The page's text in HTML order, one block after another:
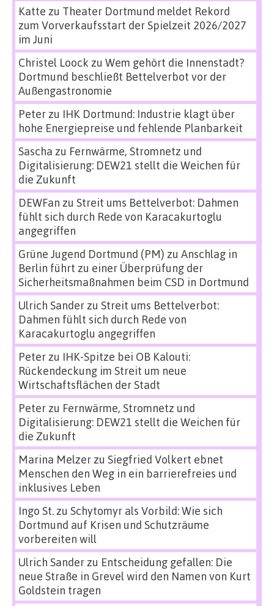
Katte zu Theater Dortmund meldet Rekord
zum Vorverkaufsstart der Spielzeit 2026/2027
im Juni
Christel Loock zu Wem gehört die Innenstadt?
Dortmund beschließt Bettelverbot vor der
Außengastronomie
Peterzu IHK Dortmund: Industrie klagt über
hohe Energiepreise und fehlende Planbarkeit
Sascha zu Fernwärme, Stromnetz und
Digitalisierung: DEW21 stellt die Weichen für
die Zukunft
DEWFan zu Streit ums Bettelverbot: Dahmen
fühlt sich durch Rede von Karacakurtoglu
angegriffen
Grüne Jugend Dortmund (PM) zu Anschlag in
Berlin führt zu einer Überprüfung der
Sicherheitsmaßnahmen beim CSD in Dortmund
Ulrich Sanderzu Streit ums Bettelverbot:
Dahmen fühlt sich durch Rede von
Karacakurtoglu angegriffen
Peterzu IHK-Spitze bei OB Kalouti:
Rückendeckung im Streit um neue
Wirtschaftsflächen der Stadt
Peterzu Fernwärme, Stromnetz und
Digitalisierung: DEW21 stellt die Weichen für
die Zukunft
Marina Melzerzu Siegfried Volkert ebnet
Menschen den Weg in ein barrierefreies und
inklusives Leben
Ingo St.zu Schytomyr als Vorbild: Wie sich
Dortmund auf Krisen und Schutzräume
vorbereiten will
Ulrich Sanderzu Entscheidung gefallen: Die
neue Straße in Grevel wird den Namen von Kurt
Goldstein tragen